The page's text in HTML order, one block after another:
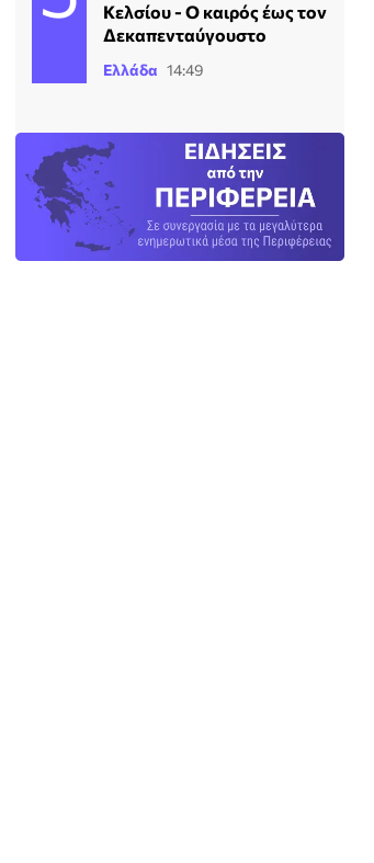
Κελσίου - Ο καιρός έως τον
Δεκαπενταύγουστο
Ελλάδα 14:49